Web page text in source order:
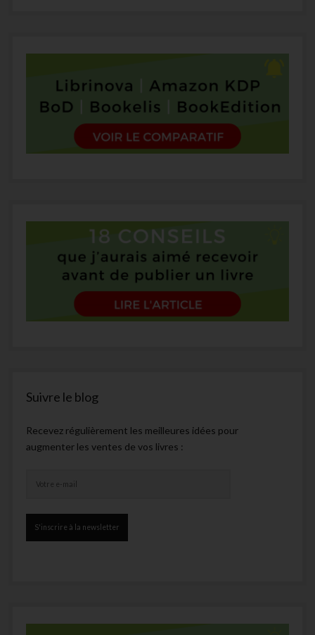
Suivre le blog
Recevez régulièrement les meilleures idées pour
augmenter les ventes de vos livres :